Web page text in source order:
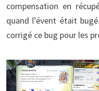
compensation en
quand l’évent était
corrigé ce bug pour les